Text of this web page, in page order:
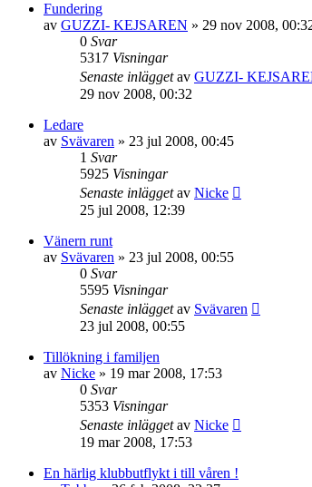
Fundering
av GUZZI- KEJSAREN » 29 nov 2008,
0 Svar
5317 Visningar
Senaste inläggetav GUZZI-
29 nov 2008, 00:32
Ledare
av Svävaren » 23 jul 2008, 00:45
1 Svar
5925 Visningar
Senaste inläggetav Nicke
25 jul 2008, 12:39
Vänern runt
av Svävaren » 23 jul 2008, 00:55
0 Svar
5595 Visningar
Senaste inläggetav Svävaren
23 jul 2008, 00:55
Tillökning i familjen
av Nicke » 19 mar 2008, 17:53
0 Svar
5353 Visningar
Senaste inläggetav Nicke
19 mar 2008, 17:53
En härlig klubbutflykt i till våren !